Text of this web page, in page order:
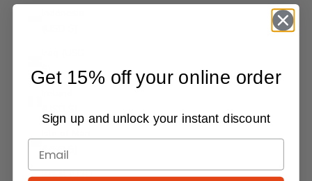
$)
Israel (USD
Get 15% off your online order
Sign up and unlock your instant discount